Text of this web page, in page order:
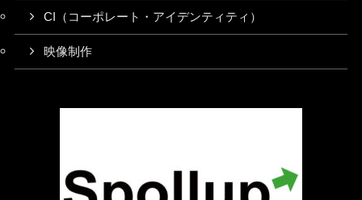
CI（コーポレート・アイデンティティ）
映像制作